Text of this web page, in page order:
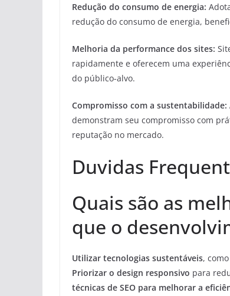
Redução do consumo de energia:
redução do consumo de energia,
Melhoria da performance dos sites:
rapidamente e oferecem uma
do público-alvo.
Compromisso com a sustentabilidade:
demonstram seu compromisso com
reputação no mercado.
Duvidas
Quais são as
que o
Utilizar tecnologias sustentáveis,
Priorizar o design responsivo para
técnicas de SEO para melhorar a